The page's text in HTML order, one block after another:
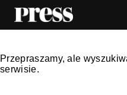
Przepraszamy, ale
serwisie.